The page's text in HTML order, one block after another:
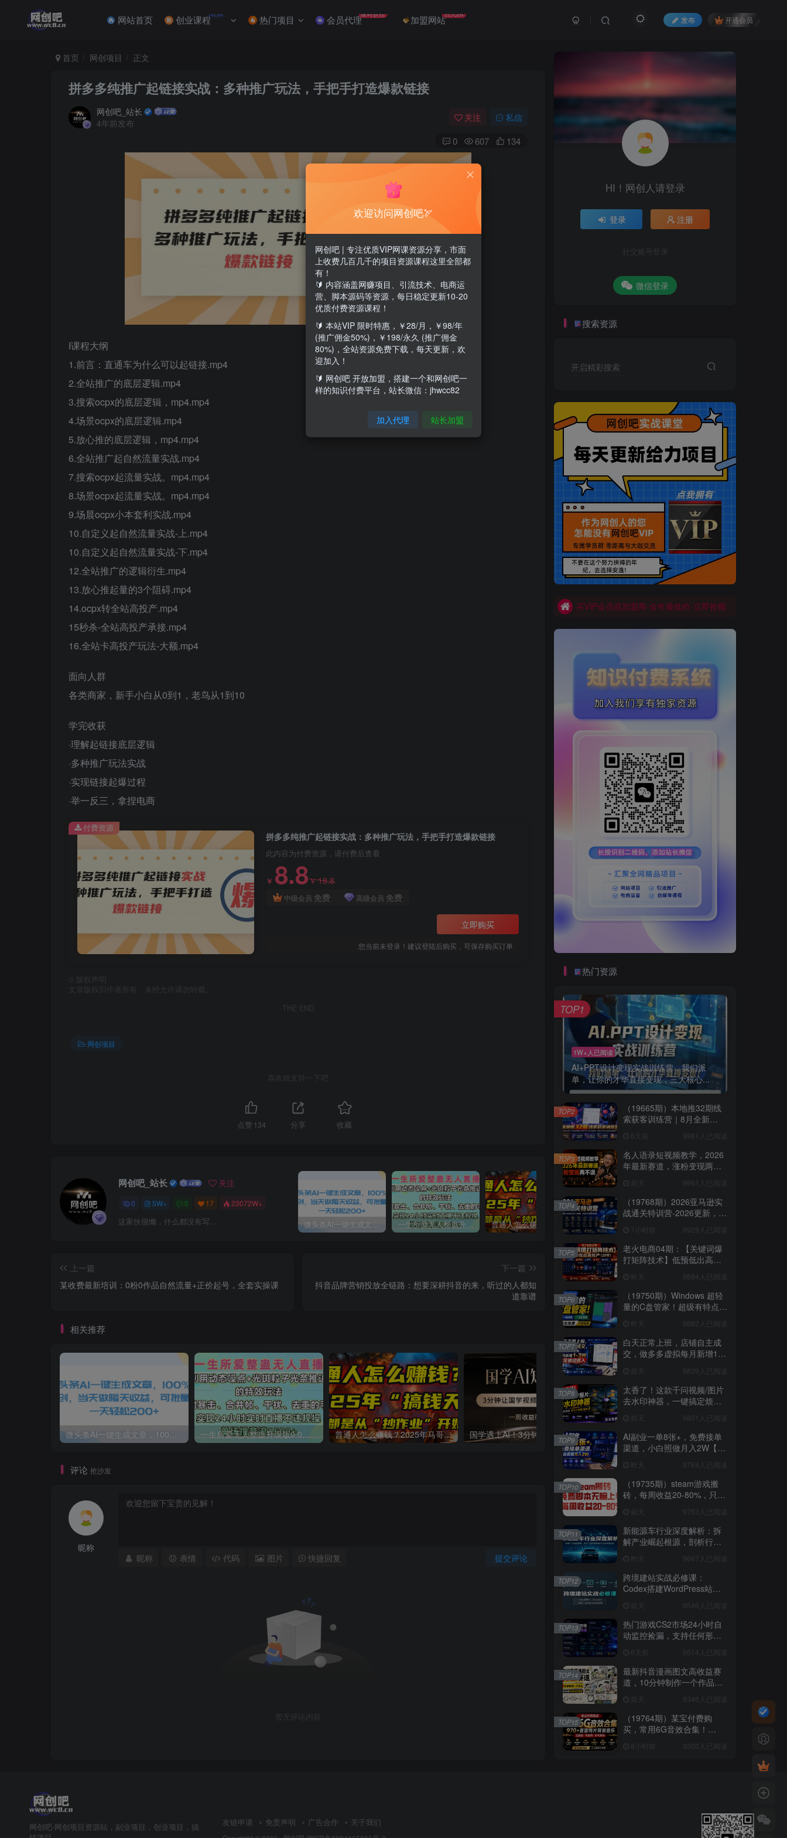
网站首页 创业课程NEW 热门项目 会员代理限时折扣 加盟网站日入2K
发布 开通会员
首页 网创项目 正文
拼多多纯推广起链接实战：多种推广玩法，手把手打造爆款链接
网创吧_站长
4年前发布
关注 私信
0 607 134
I课程大纲
1.前言：直通车为什么可以起链接.mp4
2.全站推广的底层逻辑.mp4
3.搜索ocpx的底层逻辑，mp4.mp4
4.场景ocpx的底层逻辑.mp4
5.放心推的底层逻辑，mp4.mp4
6.全站推广起自然流量实战.mp4
7.搜索ocpx起流量实战。mp4.mp4
8.场景ocpx起流量实战。mp4.mp4
9.场晨ocpx小本套利实战.mp4
10.自定义起自然流量实战-上.mp4
10.自定义起自然流量实战-下.mp4
12.全站推广的逻辑衍生.mp4
13.放心推起量的3个阻碍.mp4
14.ocpx转全站高投产.mp4
15秒杀-全站高投产承接.mp4
16.全站卡高投产玩法-大额.mp4
面向人群
各类商家，新手小白从0到1，老鸟从1到10
学完收获
·理解起链接底层逻辑
·多种推广玩法实战
·实现链接起爆过程
·举一反三，拿捏电商
拼多多纯推广起链接实战：多种推广玩法，手把手打造爆款链接
此内容为付费资源，请付费后查看
￥ 8.8￥18.8
中级会员 免费 高级会员 免费
立即购买
您当前未登录！建议登陆后购买，可保存购买订单
付费资源
版权声明
文章版权归作者所有，未经允许请勿转载。
THE END
网创项目
喜欢就支持一下吧
点赞 134 分享 收藏
网创吧_站长 关注
0 5W+ 0 17 23072W+
这家伙很懒，什么都没有写... 一生所爱无人整蛊升级版9.0，利用动态噪点+光斑粒子光条推进的特效玩法，内附暴击、合并帧、干扰、去重的手法，实现24小时实时直播不违规操，单场日入1500+，小白也能无脑驾驭
上一篇
某收费最新培训：0粉0作品自然流量+正价起号，全套实操课
下一篇
抖音品牌营销投放全链路：想要深耕抖音的来，听过的人都知
道靠谱
相关推荐
一生所爱无人整蛊升级版9.0，利用动态噪点+光斑粒子光条推进的特效玩法，内附暴击、合并帧、干扰、去重的手法，实现24小时实时直播不违规操，单场日入1500+，小白也能无脑驾驭 普通人怎么赚钱？2025年马哥揭秘“搞钱天条”：高手都是从“抄作业”开始的！(3步法) 国学遇上AI！3分钟让国学视频破10万播放 粗暴有效！电商评论区引流，无店铺 + 精准 + 长期，懒人必备
评论 抢沙发
昵称
提交评论
昵称 表情 代码 图片 快捷回复
暂无评论内容
HI！网创人请登录
登录 注册
社交账号登录
微信登录
搜索资源
开启精彩搜索
买VIP会员或加盟商-全年最低价-立即抢额
网创吧-限时优惠 别错过!
买VIP会员或加盟商-全年最低价-立即抢额
网创吧-限时优惠 别错过!
热门资源
1W+人已阅读
AI+PPT设计变现实战训练营，我们派
单，让你的才华直接变现，三大核心...
TOP1
（19665期）本地推32期线
索获客训练营｜8月全新
启动搜索广告素材优化全链
路实操教学
6天前 9981人已阅读
TOP2
名人语录短视频教学，2026
年最新赛道，涨粉变现两不
9961人已阅读
TOP3
（19768期）2026亚马逊实
战通关特训营-2026更新，多
用，从0到1打造盈利店铺
7小时前 9929人已阅读
TOP4
老火电商04期：【关键词爆
打矩阵技术】低预低出高投
昨天 9884人已阅读
TOP5
（19750期）Windows 超轻
量的C盘管家！超级有特点，
2M大小体积，完全免费 C盘
管家
昨天 9882人已阅读
TOP6
白天正常上班，店铺自主成
交，做多多虚拟每月新增1-
9839人已阅读
TOP7
太香了！这款千问视频/图片
去水印神器，一键搞定烦人
器拓展插件
9801人已阅读
TOP8
AI副业一单8张+，免费接单
渠道，小白照做月入2W【揭
昨天 9764人已阅读
TOP9
（19735期）steam游戏搬
砖，每周收益20-80%，只需
万，零风险长期做9753人已阅读
TOP10
新能源车行业深度解析：拆
解产业崛起根源，剖析行业
昨天 9667人已阅读
TOP11
跨境建站实战必修课：
Codex搭建WordPress站
量阵地
9546人已阅读
TOP12
热门游戏CS2市场24小时自
动监控捡漏，支持任何形式
手，日入300+【揭秘】
6天前 9514人已阅读
TOP13
最新抖音漫画图文高收益赛
道，10分钟制作一个作品，
9346人已阅读
TOP14
（19764期）某宝付费购
买，常用6G音效合集！
版权可商用大气素材，分类
8小时前 9300人已阅读
TOP15
网创吧-网创项目资源站，副业项目，创业项目，搞
友链申请 免责声明 广告合作 关于我们
欢迎访问网创吧🏹
网创吧 | 专注优质VIP网课资源分享，市面
上收费几百几千的项目资源课程这里全部都
有！
🔰 内容涵盖网赚项目、引流技术、电商运
营、脚本源码等资源，每日稳定更新10-20
优质付费资源课程！
🔰 本站VIP 限时特惠，￥28/月，￥98/年
(推广佣金50%)，￥198/永久 (推广佣金
80%)，全站资源免费下载，每天更新，欢
迎加入！
🔰 网创吧 开放加盟，搭建一个和网创吧一
样的知识付费平台，站长微信：jhwcc82
加入代理 站长加盟